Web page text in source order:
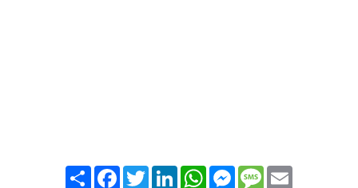
Partager FacebookTwitter LinkedIn WhatsAppMessengerMessage